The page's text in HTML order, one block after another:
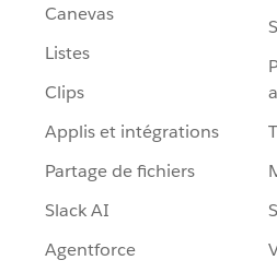
Canevas
Listes
Clips
Applis et intégrations
Partage de fichiers
Slack AI
Agentforce